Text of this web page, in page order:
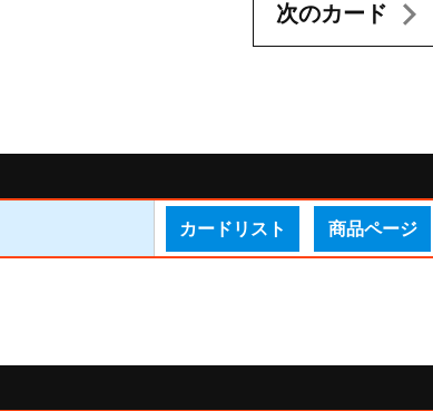
次のカード
カードリスト 商品ページ